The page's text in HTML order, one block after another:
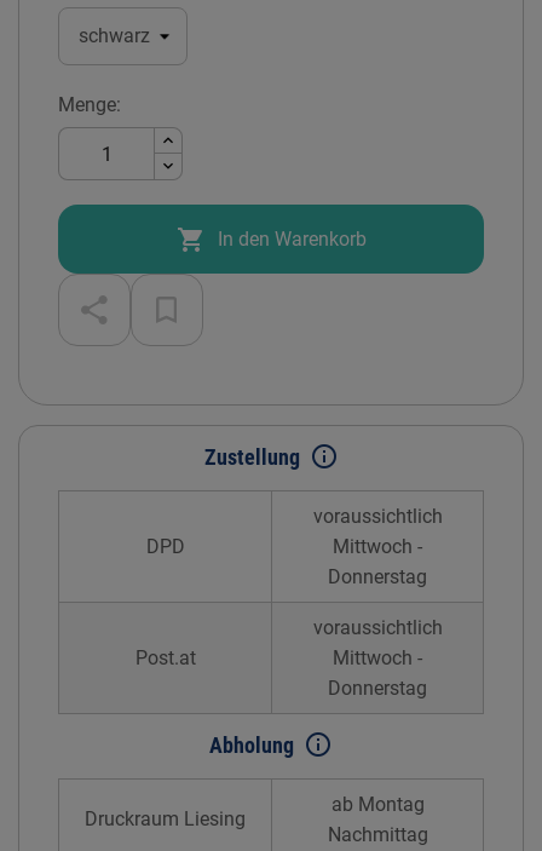
Menge:
 In den Warenkorb
Zustellung info_outline
DPD
voraussichtlich
Mittwoch -
Donnerstag
Post.at
voraussichtlich
Mittwoch -
Donnerstag
Abholung info_outline
Druckraum Liesing
ab Montag
Nachmittag